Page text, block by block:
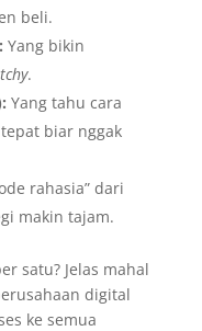
beli.
Yang bikin
.
Yang tahu cara
biar nggak
rahasia” dari
makin tajam.
satu? Jelas mahal
digital
ke semua